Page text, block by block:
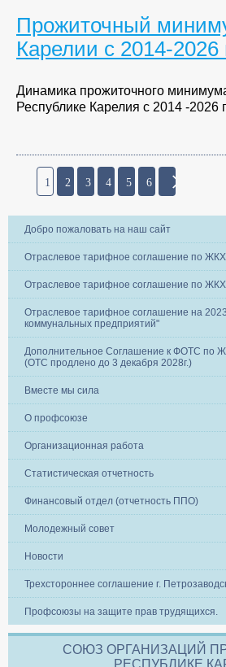
Прожиточный
Карелии с 2014-2026
Динамика прожиточного
Республике Карелия с 2014 -2026
1 2 3 4 5 6
Добро пожаловать на наш сайт
Отраслевое тарифное соглашение по
Отраслевое тарифное соглашение по
Отраслевое тарифное соглашение на
коммунальных предприятий"
Дополнительное Соглашение к ФОТС по
(ОТС продлено до 3 декабря 2028г.)
Вместе мы сила
О профсоюзе
Организационная работа
Статистическая отчетность
Финансовый отдел (отчетность ППО)
Молодежный совет
Новости
Трехстороннее соглашение г.
Профсоюзы на защите прав трудящихся.
СОЮЗ ОРГАНИЗАЦИЙ